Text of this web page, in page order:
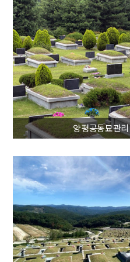
양평공동묘관리